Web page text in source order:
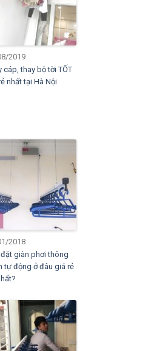
2019
cáp, thay bộ tời TỐT
nhất tại Hà Nội
2018
giàn phơi thông
tự động ở đâu giá rẻ